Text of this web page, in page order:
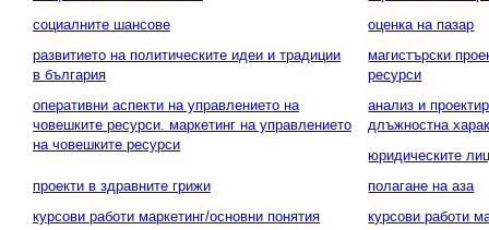
социалните шансове
оценка на пазар
развитието на политическите идеи и традиции
в българия
магистърски
ресурси
оперативни аспекти на управлението на
човешките ресурси. маркетинг на управлението
на човешките ресурси
анализ и
длъжностна
юридическите
проекти в здравните грижи
полагане на аза
курсови работи маркетинг/основни понятия
курсови работи